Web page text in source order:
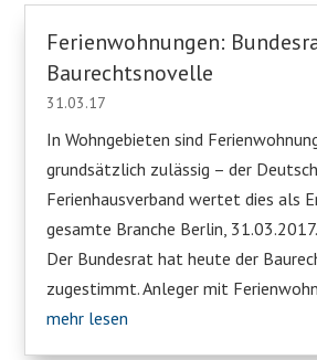
Ferienwohnungen:
Baurechtsnovelle
31.03.17
In Wohngebieten sind
grundsätzlich zulässig – der
Ferienhausverband wertet dies als
gesamte Branche Berlin,
Der Bundesrat hat heute der
zugestimmt. Anleger mit
mehr lesen